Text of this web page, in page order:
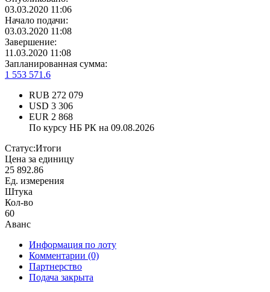
03.03.2020 11:06
Начало подачи:
03.03.2020 11:08
Завершение:
11.03.2020 11:08
Запланированная сумма:
1 553 571.6
RUB 272 079
USD 3 306
EUR 2 868
По курсу НБ РК на 09.08.2026
Статус:Итоги
Цена за единицу
25 892.86
Ед. измерения
Штука
Кол-во
60
Аванс
Информация по лоту
Комментарии (0)
Партнерство
Подача закрыта